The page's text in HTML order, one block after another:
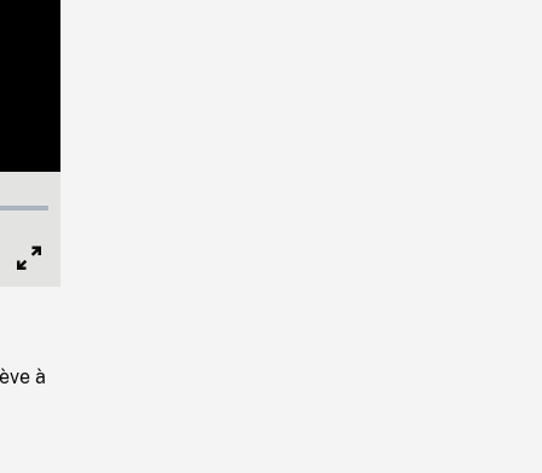
à